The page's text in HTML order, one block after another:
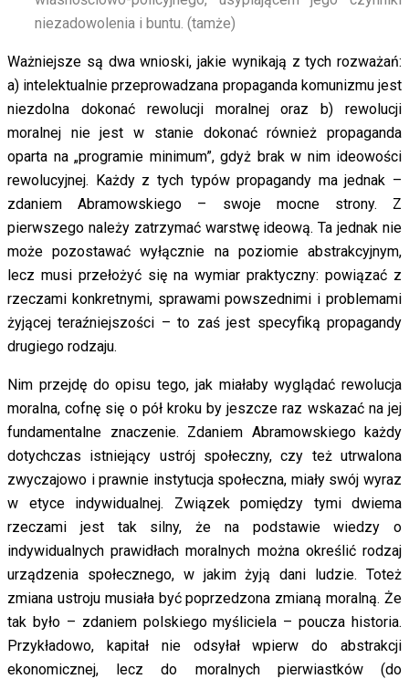
niezadowolenia i buntu. (tamże)
Ważniejsze są dwa wnioski, jakie wynikają z tych rozważań:
a) intelektualnie przeprowadzana propaganda komunizmu jest
niezdolna dokonać rewolucji moralnej oraz b) rewolucji
moralnej nie jest w stanie dokonać również propaganda
oparta na „programie minimum”, gdyż brak w nim ideowości
rewolucyjnej. Każdy z tych typów propagandy ma jednak –
zdaniem Abramowskiego – swoje mocne strony. Z
pierwszego należy zatrzymać warstwę ideową. Ta jednak nie
może pozostawać wyłącznie na poziomie abstrakcyjnym,
lecz musi przełożyć się na wymiar praktyczny: powiązać z
rzeczami konkretnymi, sprawami powszednimi i problemami
żyjącej teraźniejszości – to zaś jest specyfiką propagandy
drugiego rodzaju.
Nim przejdę do opisu tego, jak miałaby wyglądać rewolucja
moralna, cofnę się o pół kroku by jeszcze raz wskazać na jej
fundamentalne znaczenie. Zdaniem Abramowskiego każdy
dotychczas istniejący ustrój społeczny, czy też utrwalona
zwyczajowo i prawnie instytucja społeczna, miały swój wyraz
w etyce indywidualnej. Związek pomiędzy tymi dwiema
rzeczami jest tak silny, że na podstawie wiedzy o
indywidualnych prawidłach moralnych można określić rodzaj
urządzenia społecznego, w jakim żyją dani ludzie. Toteż
zmiana ustroju musiała być poprzedzona zmianą moralną. Że
tak było – zdaniem polskiego myśliciela – poucza historia.
Przykładowo, kapitał nie odsyłał wpierw do abstrakcji
ekonomicznej, lecz do moralnych pierwiastków (do